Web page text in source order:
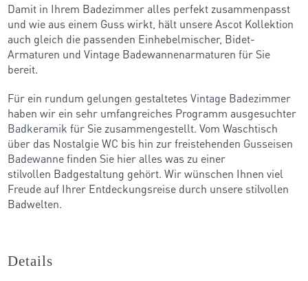
Damit in Ihrem Badezimmer alles perfekt zusammenpasst
und wie aus einem Guss wirkt, hält unsere Ascot Kollektion
auch gleich die passenden Einhebelmischer, Bidet-
Armaturen und Vintage Badewannenarmaturen für Sie
bereit.
Für ein rundum gelungen gestaltetesVintage Badezimmer
haben wir ein sehr umfangreiches Programm ausgesuchter
Badkeramik für Sie zusammengestellt. Vom Waschtisch
über das Nostalgie WC bis hin zur freistehenden Gusseisen
Badewannefinden Sie hier alles was zu einer
stilvollen Badgestaltung gehört. Wir wünschen Ihnen viel
Freude auf Ihrer Entdeckungsreise durch unsere stilvollen
Badwelten.
Details